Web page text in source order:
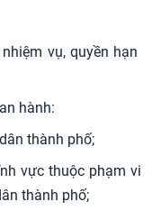
vụ, quyền hạn
hành:
thành phố;
vực thuộc phạm vi
thành phố;